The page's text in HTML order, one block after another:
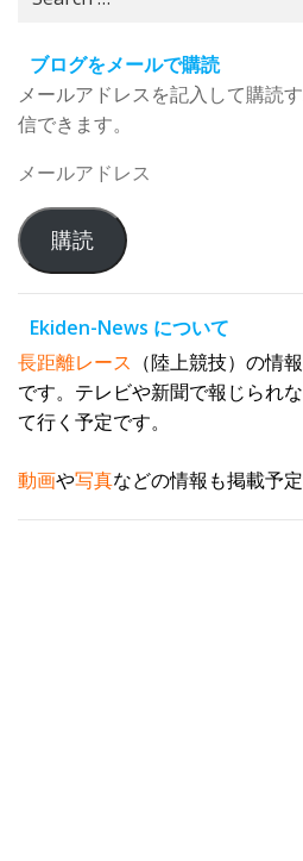
ブログをメールで購読
メールアドレスを記入して購読
信できます。
メ
ル
ア
ド
レ
ス
購読
Ekiden-News について
長距離レース （陸上競技）の情
です。テレビや新聞で報じられ
て行く予定です。
動画や写真などの情報も掲載予定